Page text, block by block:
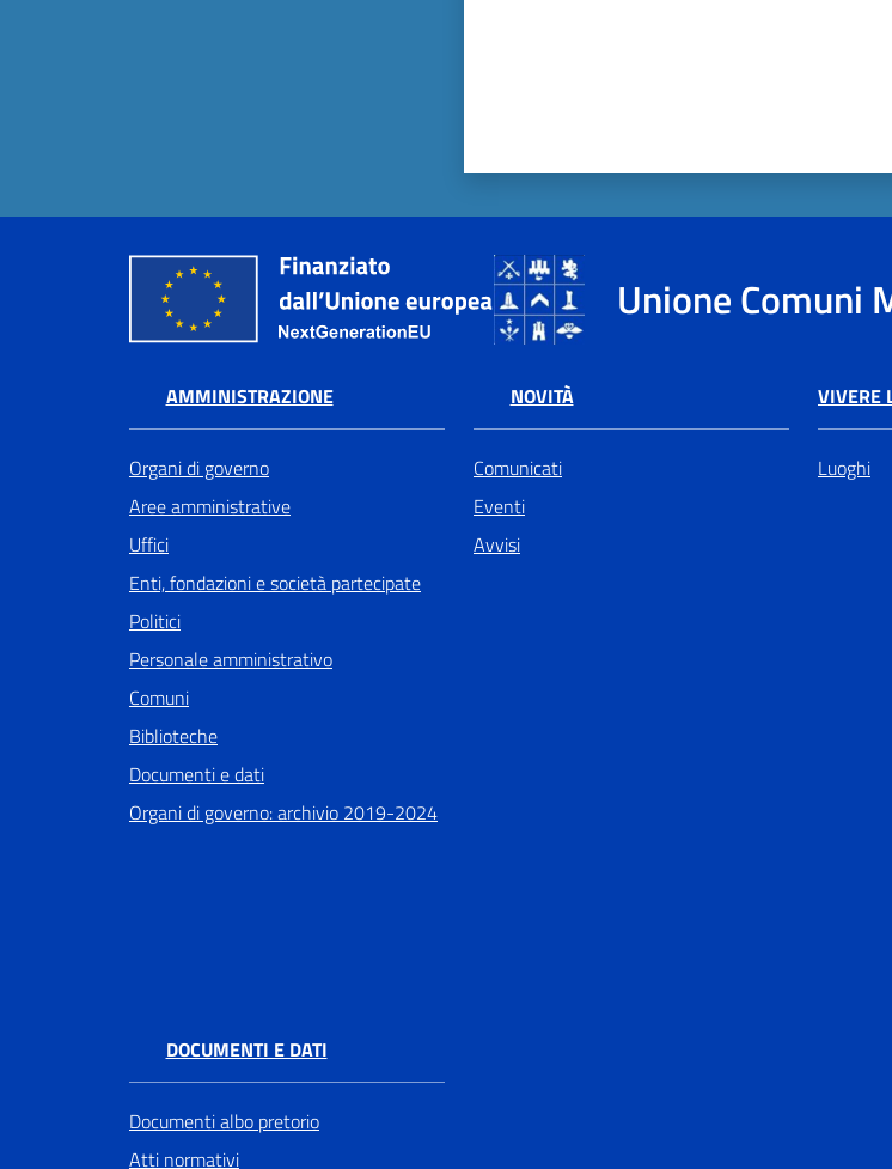
Unione Comuni
AMMINISTRAZIONE
Organi di governo
Aree amministrative
Uffici
Enti, fondazioni e società partecipate
Politici
Personale amministrativo
Comuni
Biblioteche
Documenti e dati
Organi di governo: archivio 2019-2024
NOVITÀ
Comunicati
Eventi
Avvisi
VIVERE
Luoghi
DOCUMENTI E DATI
Documenti albo pretorio
Atti normativi